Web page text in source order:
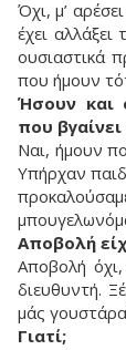
Όχι, μ’
έχει
ουσιαστικά
που ήμουν
Ήσουν και
που
Ναι, ήμουν
Υπήρχαν
Αποβολή
Αποβολή
διευθυντή.
μάς
Γιατί;